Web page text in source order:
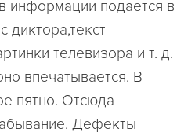
информации подается в
диктора,текст
телевизора и т. д.
впечатывается. B
пятно. Отсюда
Дефекты